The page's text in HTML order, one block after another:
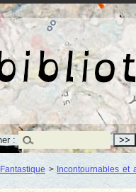
:
> Incontournables et